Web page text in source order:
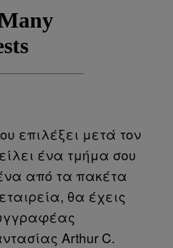
επιλέξει μετά τον
ένα τμήμα σου
από τα πακέτα
θα έχεις
Arthur C.